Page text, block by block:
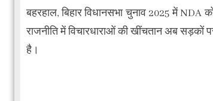
बहरहाल, बिहार विधानसभा चुनाव 2025 में NDA
राजनीति में विचारधाराओं की खींचतान अब
है।